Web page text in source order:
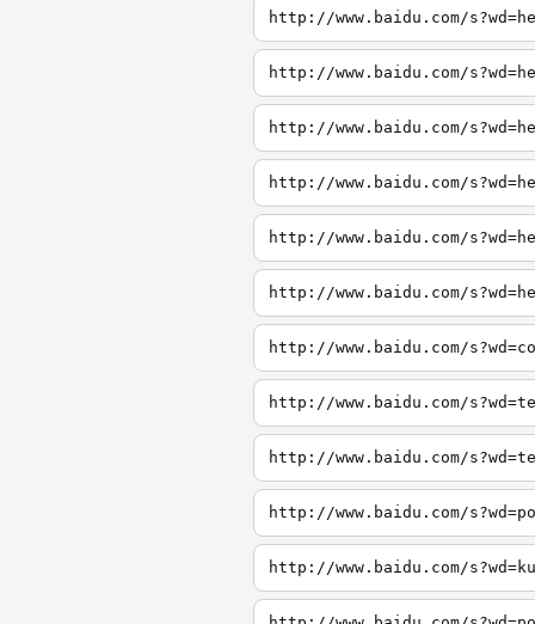
http://www.baidu.com/
http://www.baidu.com/
http://www.baidu.com/
http://www.baidu.com/
http://www.baidu.com/
http://www.baidu.com/
http://www.baidu.com/
http://www.baidu.com/
http://www.baidu.com/
http://www.baidu.com/
http://www.baidu.com/